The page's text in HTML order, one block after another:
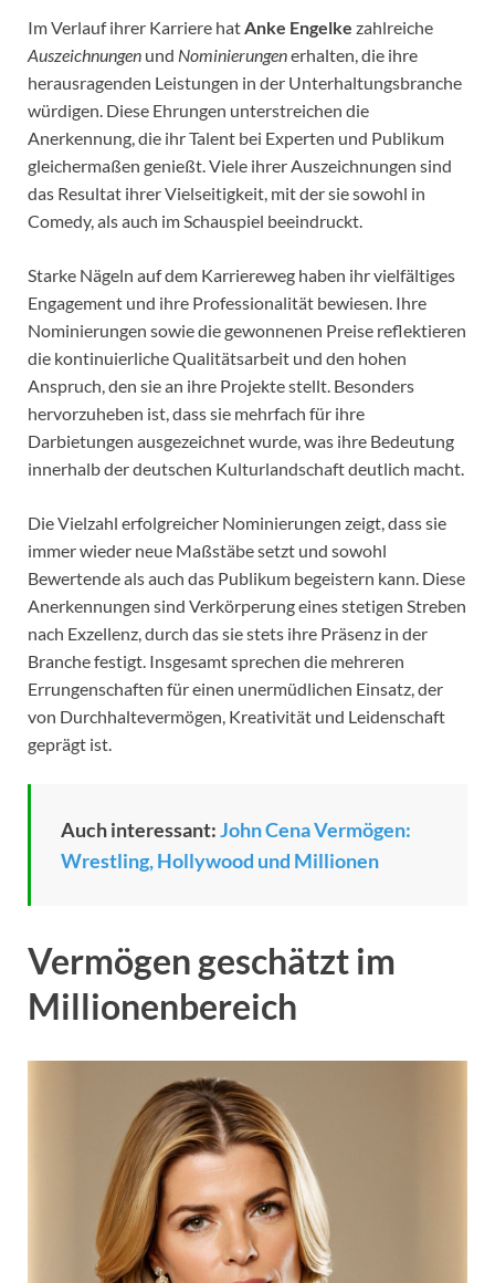
Im Verlauf ihrer Karriere hatAnke Engelke zahlreiche
Auszeichnungen und Nominierungenerhalten, die ihre
herausragenden Leistungen in der Unterhaltungsbranche
würdigen. Diese Ehrungen unterstreichen die
Anerkennung, die ihr Talent bei Experten und Publikum
gleichermaßen genießt. Viele ihrer Auszeichnungen sind
das Resultat ihrer Vielseitigkeit, mit der sie sowohl in
Comedy, als auch im Schauspiel beeindruckt.
Starke Nägeln auf dem Karriereweg haben ihr vielfältiges
Engagement und ihre Professionalität bewiesen. Ihre
Nominierungen sowie die gewonnenen Preise reflektieren
die kontinuierliche Qualitätsarbeit und den hohen
Anspruch, den sie an ihre Projekte stellt. Besonders
hervorzuheben ist, dass sie mehrfach für ihre
Darbietungen ausgezeichnet wurde, was ihre Bedeutung
innerhalb der deutschen Kulturlandschaft deutlich macht.
Die Vielzahl erfolgreicher Nominierungen zeigt, dass sie
immer wieder neue Maßstäbe setzt und sowohl
Bewertende als auch das Publikum begeistern kann. Diese
Anerkennungen sind Verkörperung eines stetigen Streben
nach Exzellenz, durch das sie stets ihre Präsenz in der
Branche festigt. Insgesamt sprechen die mehreren
Errungenschaften für einen unermüdlichen Einsatz, der
von Durchhaltevermögen, Kreativität und Leidenschaft
geprägt ist.
Auch interessant:John Cena Vermögen:
Wrestling, Hollywood und Millionen
Vermögen geschätzt im
Millionenbereich